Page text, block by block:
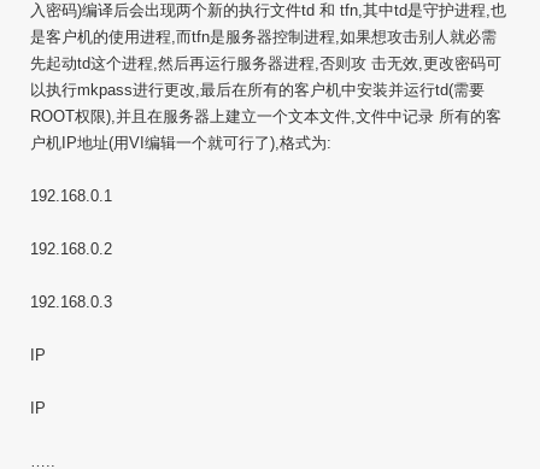
入密码)编译后会出现两个新的执行文件td 和 tfn,其中td是守护进程,也
是客户机的使用进程,而tfn是服务器控制进程,如果想攻击别人就必需
先起动td这个进程,然后再运行服务器进程,否则攻 击无效,更改密码可
以执行mkpass进行更改,最后在所有的客户机中安装并运行td(需要
ROOT权限),并且在服务器上建立一个文本文件,文件中记录 所有的客
户机IP地址(用VI编辑一个就可行了),格式为:
192.168.0.1
192.168.0.2
192.168.0.3
IP
IP
…..